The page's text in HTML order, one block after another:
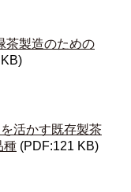
茶製造のための
活かす既存製茶
種 (PDF:121 KB)